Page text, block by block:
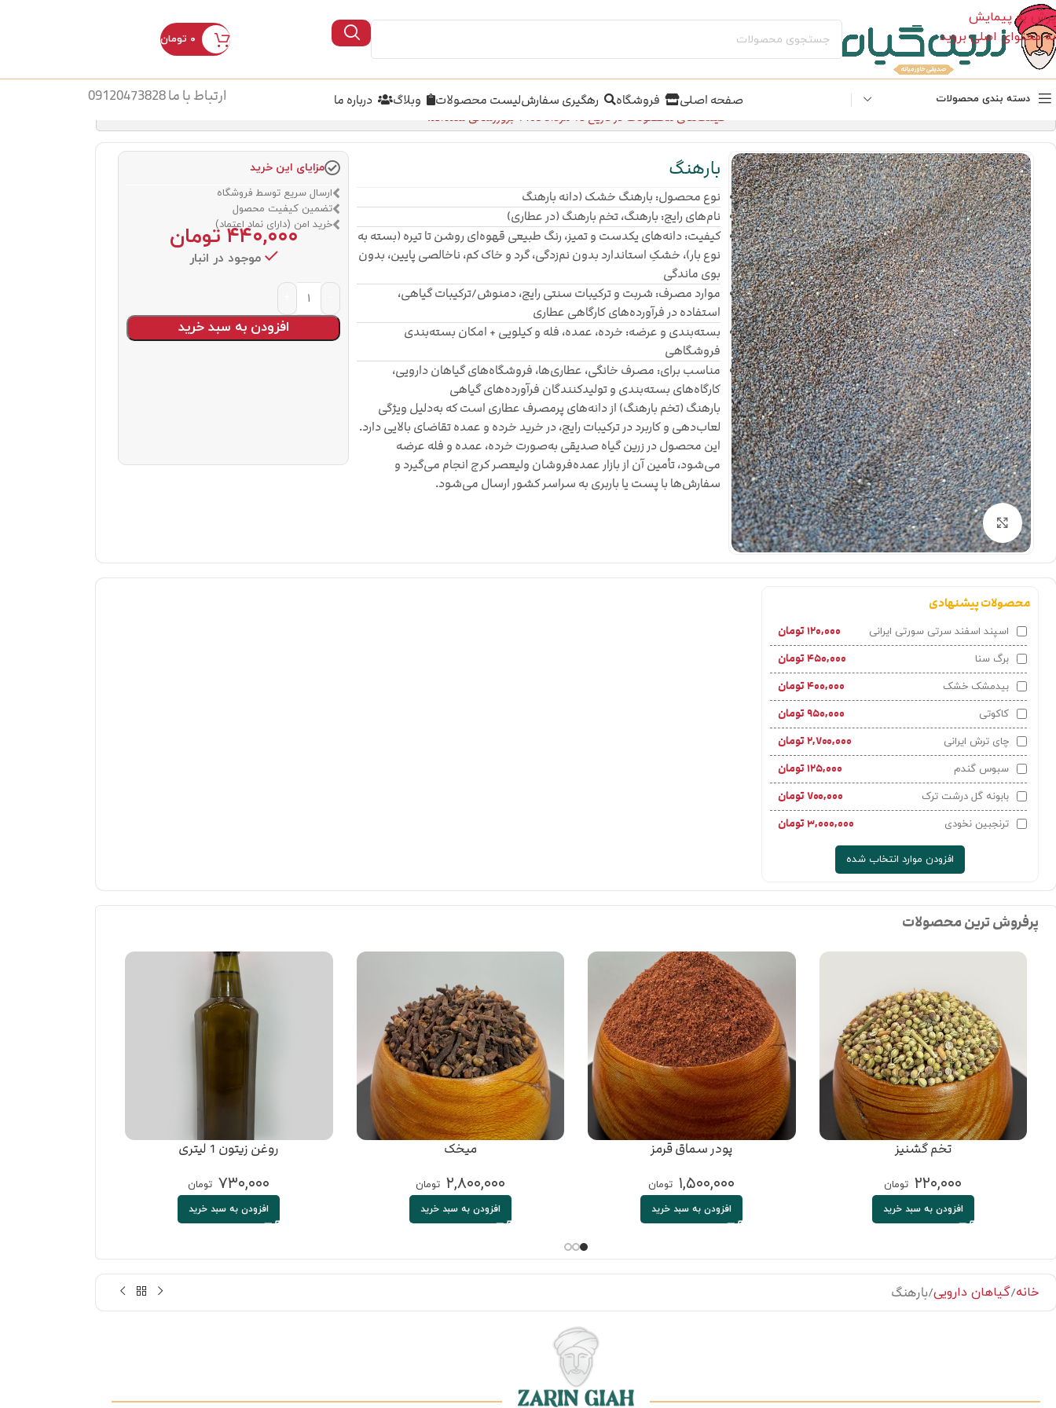
پرش به پیمایش
به محتوای اصلی بروید
۰ تومان
دسته بندی محصولات صفحه اصلی فروشگاه رهگیری سفارشلیست محصولات وبلاگ درباره ما ارتباط با ما 09120473828
قیمت‌های محصولات در تاریخ 18 مرداد 1405 بروزرسانی شده‌اند.
بزرگنمایی تصویر
بارهنگ
نوع محصول: بارهنگ خشک (دانه بارهنگ
نام‌های رایج: بارهنگ، تخم بارهنگ (در عطاری)
کیفیت: دانه‌های یکدست و تمیز، رنگ طبیعی قهوه‌ای روشن تا تیره (بسته به
نوع بار)، خشکِ استاندارد بدون نم‌زدگی، گرد و خاک کم، ناخالصی پایین، بدون
بوی ماندگی
موارد مصرف: شربت و ترکیبات سنتی رایج، دمنوش/ترکیبات گیاهی،
استفاده در فرآورده‌های کارگاهی عطاری
بسته‌بندی و عرضه: خرده، عمده، فله و کیلویی + امکان بسته‌بندی
فروشگاهی
مناسب برای: مصرف خانگی، عطاری‌ها، فروشگاه‌های گیاهان دارویی،
کارگاه‌های بسته‌بندی و تولیدکنندگان فرآورده‌های گیاهی
بارهنگ (تخم بارهنگ) از دانه‌های پرمصرف عطاری است که به‌دلیل ویژگی
لعاب‌دهی و کاربرد در ترکیبات رایج، در خرید خرده و عمده تقاضای بالایی دارد.
این محصول در زرین گیاه صدیقی به‌صورت خرده، عمده و فله عرضه
می‌شود، تأمین آن از بازار عمده‌فروشان ولیعصر کرج انجام می‌گیرد و
سفارش‌ها با پست یا باربری به سراسر کشور ارسال می‌شود.
مزایای این خرید
ارسال سریع توسط فروشگاه
تضمین کیفیت محصول
خرید امن (دارای نماد اعتماد)
۴۴۰,۰۰۰ تومان
موجود در انبار
افزودن به سبد خرید
محصولات پیشنهادی
اسپند اسفند سرتی سورتی ایرانی ۱۲۰,۰۰۰ تومان
برگ سنا ۴۵۰,۰۰۰ تومان
بیدمشک خشک ۴۰۰,۰۰۰ تومان
کاکوتی ۹۵۰,۰۰۰ تومان
چای ترش ایرانی ۲,۷۰۰,۰۰۰ تومان
سبوس گندم ۱۲۵,۰۰۰ تومان
بابونه گل درشت ترک ۷۰۰,۰۰۰ تومان
ترنجبین نخودی ۳,۰۰۰,۰۰۰ تومان
افزودن موارد انتخاب شده
پرفروش ترین محصولات
تخم گشنیز
۲۲۰,۰۰۰ تومان
افزودن به سبد خرید
پودر سماق قرمز
۱,۵۰۰,۰۰۰ تومان
افزودن به سبد خرید
میخک
۲,۸۰۰,۰۰۰ تومان
افزودن به سبد خرید
روغن زیتون 1 لیتری
۷۳۰,۰۰۰ تومان
افزودن به سبد خرید
خانه گیاهان دارویی بارهنگ